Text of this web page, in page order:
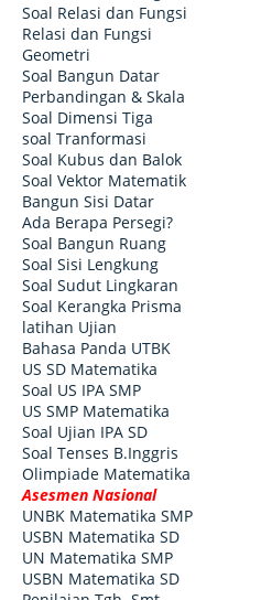
Soal Relasi dan Fungsi
Relasi dan Fungsi
Geometri
Soal Bangun Datar
Perbandingan & Skala
Soal Dimensi Tiga
soal Tranformasi
Soal Kubus dan Balok
Soal Vektor Matematik
Bangun Sisi Datar
Ada Berapa Persegi?
Soal Bangun Ruang
Soal Sisi Lengkung
Soal Sudut Lingkaran
Soal Kerangka Prisma
latihan Ujian
Bahasa Panda UTBK
US SD Matematika
Soal US IPA SMP
US SMP Matematika
Soal Ujian IPA SD
Soal Tenses B.Inggris
Olimpiade Matematika
Asesmen Nasional
UNBK Matematika SMP
USBN Matematika SD
UN Matematika SMP
USBN Matematika SD